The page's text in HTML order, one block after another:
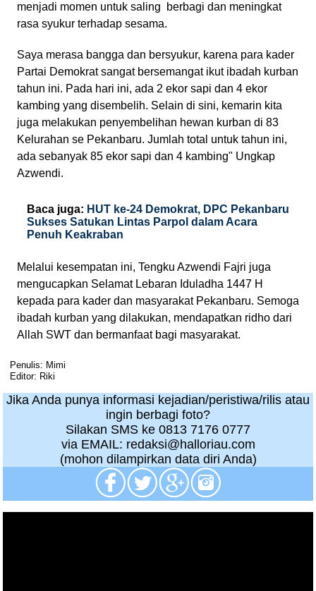
menjadi momen untuk saling berbagi dan meningkat
rasa syukur terhadap sesama.
Saya merasa bangga dan bersyukur, karena para kader
Partai Demokrat sangat bersemangat ikut ibadah kurban
tahun ini. Pada hari ini, ada 2 ekor sapi dan 4 ekor
kambing yang disembelih. Selain di sini, kemarin kita
juga melakukan penyembelihan hewan kurban di 83
Kelurahan se Pekanbaru. Jumlah total untuk tahun ini,
ada sebanyak 85 ekor sapi dan 4 kambing" Ungkap
Azwendi.
Baca juga: HUT ke-24 Demokrat, DPC Pekanbaru
Sukses Satukan Lintas Parpol dalam Acara
Penuh Keakraban
Melalui kesempatan ini, Tengku Azwendi Fajri juga
mengucapkan Selamat Lebaran Iduladha 1447 H
kepada para kader dan masyarakat Pekanbaru. Semoga
ibadah kurban yang dilakukan, mendapatkan ridho dari
Allah SWT dan bermanfaat bagi masyarakat.
Penulis: Mimi
Editor: Riki
Jika Anda punya informasi kejadian/peristiwa/rilis atau
ingin berbagi foto?
Silakan SMS ke 0813 7176 0777
via EMAIL: redaksi@halloriau.com
(mohon dilampirkan data diri Anda)